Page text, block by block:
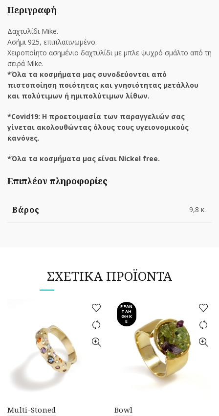
Περιγραφή
Δαχτυλίδι Mike.
Ασήμι 925, επιπλατινωμένο.
Χειροποίητο ασημένιο δαχτυλίδι με μπλε ψυχρό σμάλτο από τη
σειρά Mike.
*Όλα τα κοσμήματα μας συνοδεύονται από
πιστοποίηση ποιότητας και γνησιότητας μετάλλου
και πολύτιμων ή ημιπολύτιμων λίθων.
*Covid19: Η προετοιμασία των παραγγελιών σας
γίνεται ακολουθώντας όλους τους υγειονομικούς
κανόνες.
*Όλα τα κοσμήματα μας είναι Nickel free.
Επιπλέον πληροφορίες
Βάρος 9,8 κ.
ΣΧΕΤΙΚΆ ΠΡΟΪΌΝΤΑ
Multi-Stoned
ΕΞΑΝ
ΤΛΉ
ΘΗΚ
Ε
Bowl